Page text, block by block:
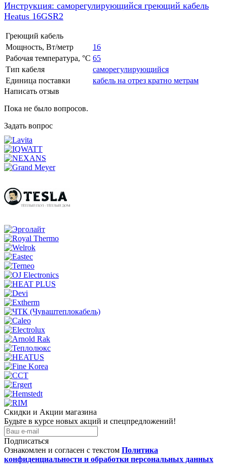
Инструкция: саморегулирующийся греющий кабель
Heatus 16GSR2
Греющий кабель
Мощность, Вт/метр
16
Рабочая температура, °C 65
Тип кабеля
саморегулирующийся
Единица поставки
кабель на отрез кратно метрам
Написать отзыв
Пока не было вопросов.
Задать вопрос
Скидки и Акции магазина
Будьте в курсе новых акций и спецпредложений!
Подписаться
Ознакомлен и согласен с текстом Политика
конфиденциальности и обработки персональных данных